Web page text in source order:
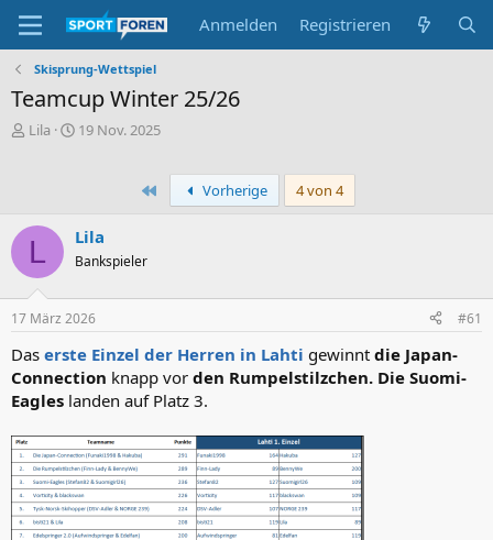
Anmelden Registrieren
Skisprung-Wettspiel
Teamcup Winter 25/26
E
l
e
Lila
E
l
l
t
19 Nov. 2025
Erste Vorherige 4 von 4
L Lila
Bankspieler
17 März 2026 #61
Das erste Einzel der Herren in Lahti gewinnt die Japan-
Connection knapp vor den Rumpelstilzchen. Die Suomi-
Eagles landen auf Platz 3.